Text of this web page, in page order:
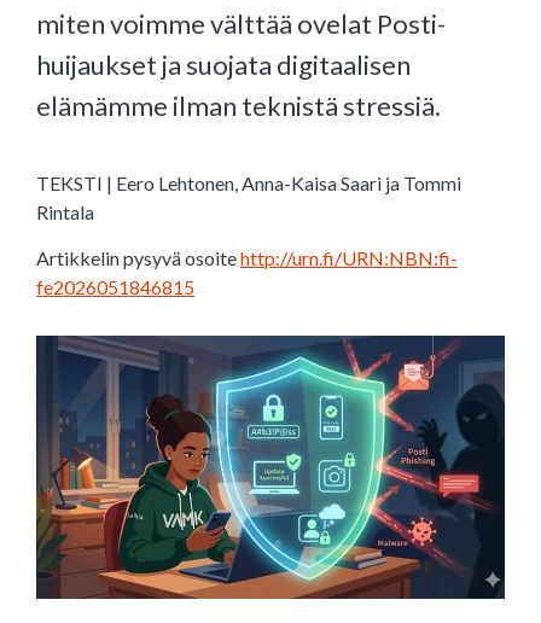
miten voimme välttää ovelat Posti-
huijaukset ja suojata digitaalisen
elämämme ilman teknistä stressiä.
TEKSTI | Eero Lehtonen, Anna-Kaisa Saari ja Tommi
Rintala
Artikkelin pysyvä osoitehttp://urn.fi/URN:NBN:fi-
fe2026051846815